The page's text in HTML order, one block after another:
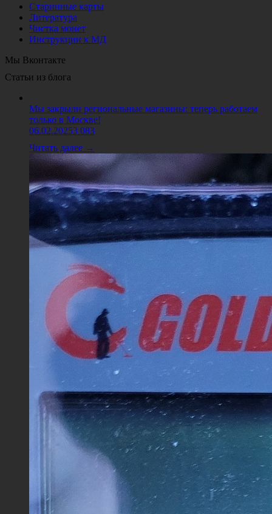
Старинные карты
Литература
Чистка монет
Инструкции к МД
Мы Вконтакте
Статьи из блога
Мы закрыли региональные магазины: теперь работаем
только в Москве!
06.02.20253 083
Читать далее →